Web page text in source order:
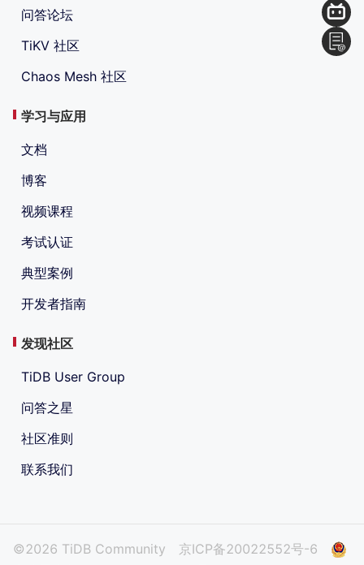
问答论坛
TiKV 社区
Chaos Mesh 社区
学习与应用
文档
博客
视频课程
考试认证
典型案例
开发者指南
发现社区
TiDB User Group
问答之星
社区准则
联系我们
©2026 TiDB Community
京ICP备20022552号-6